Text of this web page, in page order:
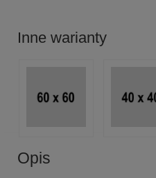
Inne warianty
Opis